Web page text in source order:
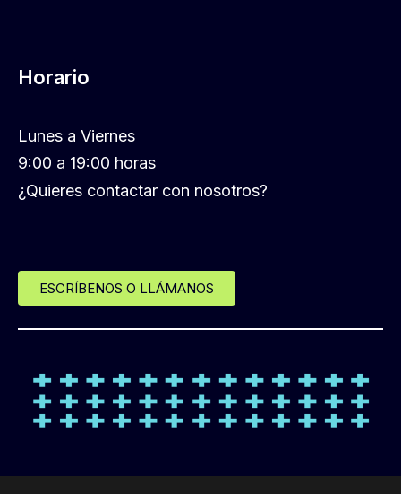
Horario
Lunes a Viernes
9:00 a 19:00 horas
¿Quieres contactar con nosotros?
ESCRÍBENOS O LLÁMANOS